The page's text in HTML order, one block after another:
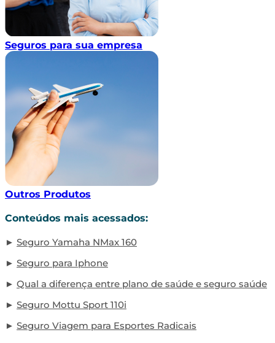
Seguros para sua empresa
Outros Produtos
Conteúdos mais acessados:
Seguro Yamaha NMax 160
Seguro para Iphone
Qual a diferença entre plano de saúde e seguro saúde
Seguro Mottu Sport 110i
Seguro Viagem para Esportes Radicais